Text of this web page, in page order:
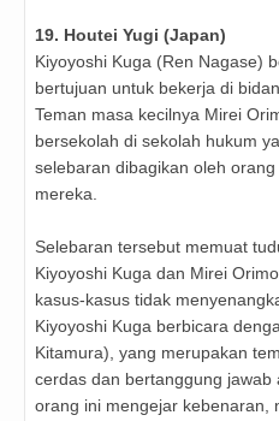
19. Houtei Yugi (Japan)
Kiyoyoshi Kuga (Ren Nagase)
bertujuan untuk bekerja di
Teman masa kecilnya Mirei
bersekolah di sekolah hukum
selebaran dibagikan oleh
mereka.
Selebaran tersebut memuat
Kiyoyoshi Kuga dan Mirei
kasus-kasus tidak
Kiyoyoshi Kuga berbicara
Kitamura), yang merupakan
cerdas dan bertanggung jawab
orang ini mengejar kebenaran,